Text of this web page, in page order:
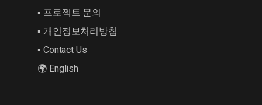
▪︎ 프로젝트 문의
▪︎ 개인정보처리방침
▪︎ Contact Us
🌍 English